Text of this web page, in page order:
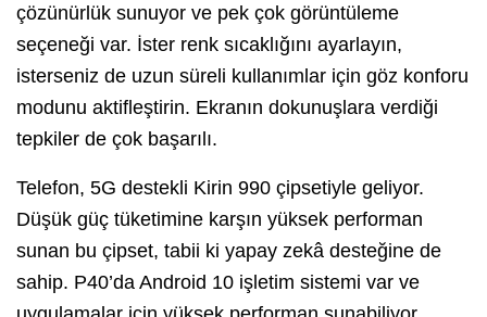
çözünürlük sunuyor ve pek çok görüntüleme
seçeneği var. İster renk sıcaklığını ayarlayın,
isterseniz de uzun süreli kullanımlar için göz konforu
modunu aktifleştirin. Ekranın dokunuşlara verdiği
tepkiler de çok başarılı.
Telefon, 5G destekli Kirin 990 çipsetiyle geliyor.
Düşük güç tüketimine karşın yüksek performan
sunan bu çipset, tabii ki yapay zekâ desteğine de
sahip. P40’da Android 10 işletim sistemi var ve